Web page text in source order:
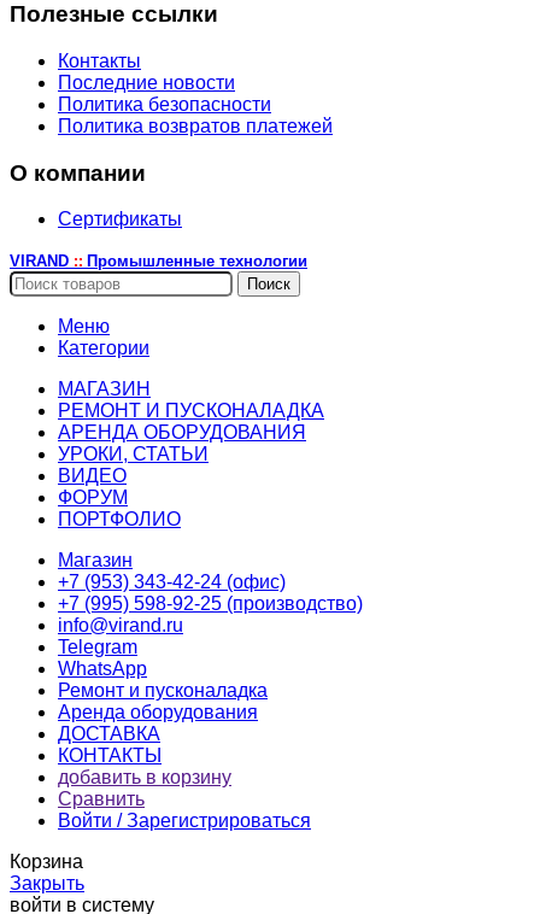
Полезные ссылки
Контакты
Последние новости
Политика безопасности
Политика возвратов платежей
О компании
Сертификаты
VIRAND :: Промышленные технологии
Поиск
Меню
Категории
МАГАЗИН
РЕМОНТ И ПУСКОНАЛАДКА
АРЕНДА ОБОРУДОВАНИЯ
УРОКИ, СТАТЬИ
ВИДЕО
ФОРУМ
ПОРТФОЛИО
Магазин
+7 (953) 343-42-24 (офис)
+7 (995) 598-92-25 (производство)
info@virand.ru
Telegram
WhatsApp
Ремонт и пусконаладка
Аренда оборудования
ДОСТАВКА
КОНТАКТЫ
добавить в корзину
Сравнить
Войти / Зарегистрироваться
Корзина
Закрыть
войти в систему